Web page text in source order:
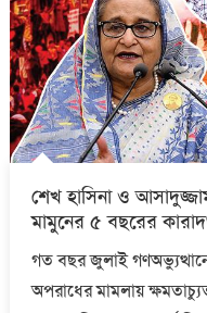
শেখ হাসিনা ও
মামুনের ৫ বছরের
গত বছর জুলাই
অপরাধের মামলায়